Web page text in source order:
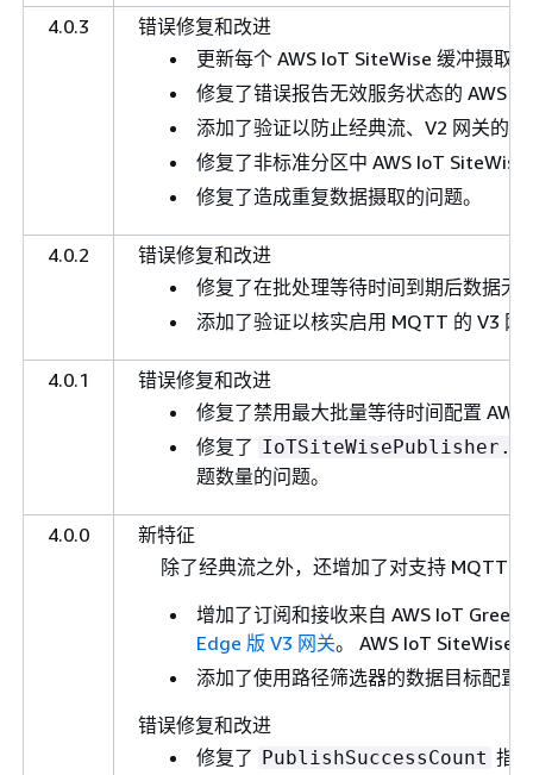
4.0.3
错误修复和改进
更新每个 AWS IoT SiteWise 缓冲摄取
修复了错误报告无效服务状态的 AWS
添加了验证以防止经典流、V2 网关的
修复了非标准分区中 AWS IoT
修复了造成重复数据摄取的问题。
4.0.2
错误修复和改进
修复了在批处理等待时间到期后数据无
添加了验证以核实启用 MQTT 的 V3
4.0.1
错误修复和改进
修复了禁用最大批量等待时间配置
修复了
题数量的问题。
4.0.0
新特征
除了经典流之外，还增加了对支持 MQTT
增加了订阅和接收来自 AWS IoT
Edge 版 V3 网关。 AWS IoT SiteWise
添加了使用路径筛选器的数据目标配置
错误修复和改进
修复了
PublishSuccessCount 指